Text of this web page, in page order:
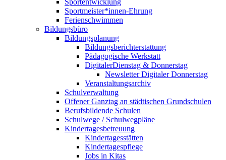
Sportentwicklung
Sportmeister*innen-Ehrung
Ferienschwimmen
Bildungsbüro
Bildungsplanung
Bildungsberichterstattung
Pädagogische Werkstatt
DigitalerDienstag & Donnerstag
Newsletter Digitaler Donnerstag
Veranstaltungsarchiv
Schulverwaltung
Offener Ganztag an städtischen Grundschulen
Berufsbildende Schulen
Schulwege / Schulwegpläne
Kindertagesbetreuung
Kindertagesstätten
Kindertagespflege
Jobs in Kitas